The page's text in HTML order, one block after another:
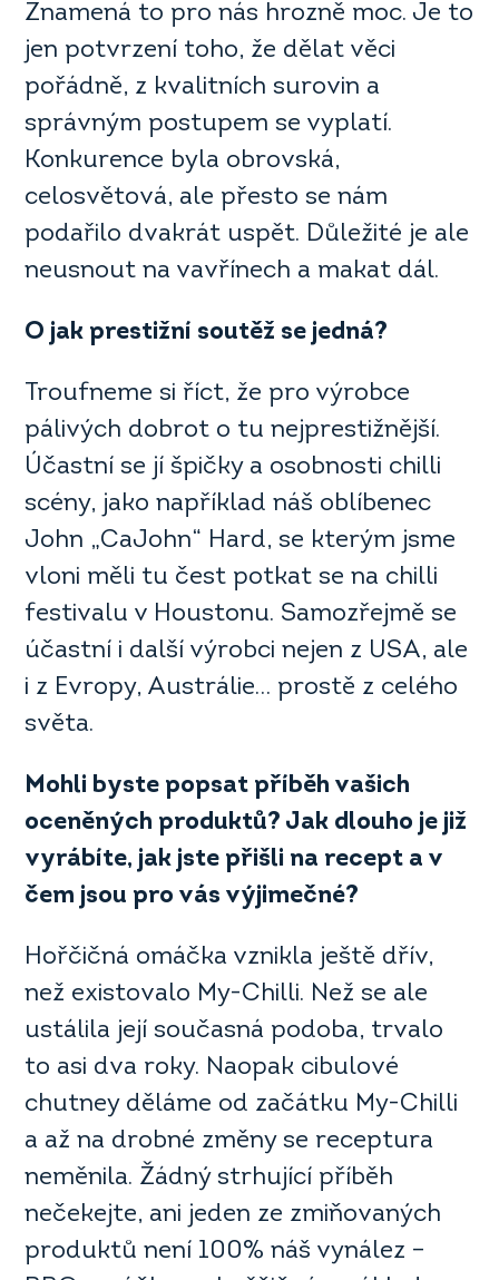
Znamená to pro nás hrozně moc. Je to
jen potvrzení toho, že dělat věci
pořádně, z kvalitních surovin a
správným postupem se vyplatí.
Konkurence byla obrovská,
celosvětová, ale přesto se nám
podařilo dvakrát uspět. Důležité je ale
neusnout na vavřínech a makat dál.
O jak prestižní soutěž se jedná?
Troufneme si říct, že pro výrobce
pálivých dobrot o tu nejprestižnější.
Účastní se jí špičky a osobnosti chilli
scény, jako například náš oblíbenec
John „CaJohn“ Hard, se kterým jsme
vloni měli tu čest potkat se na chilli
festivalu v Houstonu. Samozřejmě se
účastní i další výrobci nejen z USA, ale
i z Evropy, Austrálie… prostě z celého
světa.
Mohli byste popsat příběh vašich
oceněných produktů? Jak dlouho je již
vyrábíte, jak jste přišli na recept a v
čem jsou pro vás výjimečné?
Hořčičná omáčka vznikla ještě dřív,
než existovalo My-Chilli. Než se ale
ustálila její současná podoba, trvalo
to asi dva roky. Naopak cibulové
chutney děláme od začátku My-Chilli
a až na drobné změny se receptura
neměnila. Žádný strhující příběh
nečekejte, ani jeden ze zmiňovaných
produktů není 100% náš vynález –